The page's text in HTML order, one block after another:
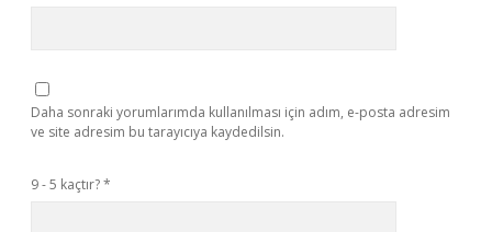
Daha sonraki yorumlarımda kullanılması için adım, e-posta adresim
ve site adresim bu tarayıcıya kaydedilsin.
9 - 5 kaçtır?*